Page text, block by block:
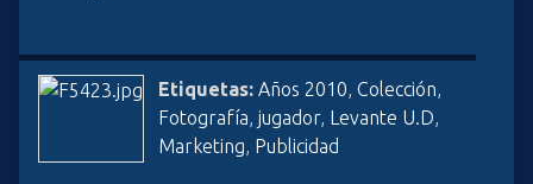
Etiquetas: Años 2010, Colección,
Fotografía, jugador, Levante U.D,
Marketing, Publicidad